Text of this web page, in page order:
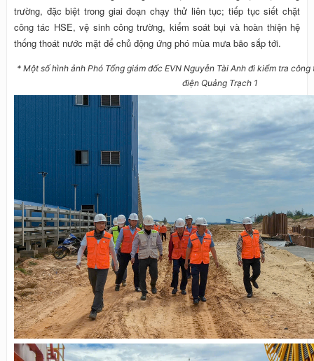
trường, đặc biệt trong giai đoạn chạy thử liên tục; tiếp tục siết chặt
công tác HSE, vệ sinh công trường, kiểm soát bụi và hoàn thiện hệ
thống thoát nước mặt để chủ động ứng phó mùa mưa bão sắp tới.
* Một số hình ảnh Phó Tổng giám đốc EVN Nguyễn Tài Anh đi kiểm tra
điện Quảng Trạch 1